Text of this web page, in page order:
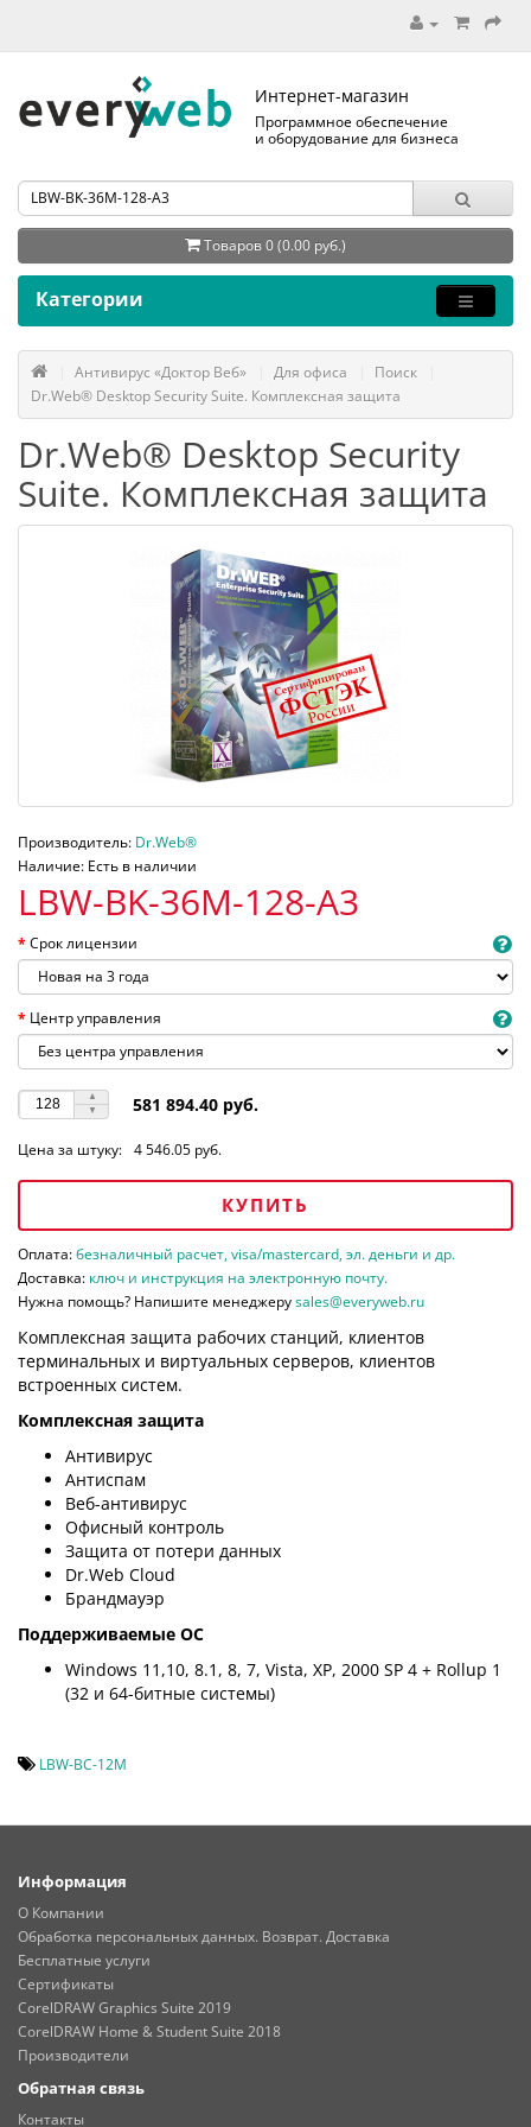
Интернет-магазин
Программное обеспечение
и оборудование для бизнеса
Товаров 0 (0.00 руб.)
Категории
Антивирус «Доктор Веб» Для офиса
Поиск
Dr.Web® Desktop Security Suite. Комплексная защита
Dr.Web® Desktop Security
Suite. Комплексная защита
Производитель: Dr.Web®
Наличие: Есть в наличии
LBW-BK-36M-128-A3
Срок лицензии
Центр управления
581 894.40 руб.
Цена за штуку: 4 546.05 руб.
КУПИТЬ
Оплата:безналичный расчет, visa/mastercard, эл. деньги и др.
Доставка: ключ и инструкция на электронную почту.
Нужна помощь? Напишите менеджеруsales@everyweb.ru
Комплексная защита рабочих станций, клиентов
терминальных и виртуальных серверов, клиентов
встроенных систем.
Комплексная защита
Антивирус
Антиспам
Веб-антивирус
Офисный контроль
Защита от потери данных
Dr.Web Cloud
Брандмауэр
Поддерживаемые ОС
Windows 11,10, 8.1, 8, 7, Vista, XP, 2000 SP 4 + Rollup 1
(32 и 64-битные системы)
LBW-BC-12M
Информация
О Компании
Обработка персональных данных. Возврат. Доставка
Бесплатные услуги
Сертификаты
CorelDRAW Graphics Suite 2019
CorelDRAW Home & Student Suite 2018
Производители
Обратная связь
Контакты